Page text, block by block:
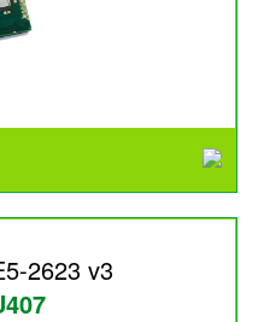
2623 v3